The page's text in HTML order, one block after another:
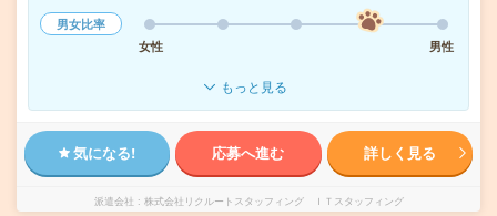
男女比率
女性
男性
もっと見る
気になる! 応募へ進む 詳しく見る
派遣会社 株式会社リクルートスタッフィング ＩＴスタッフィング